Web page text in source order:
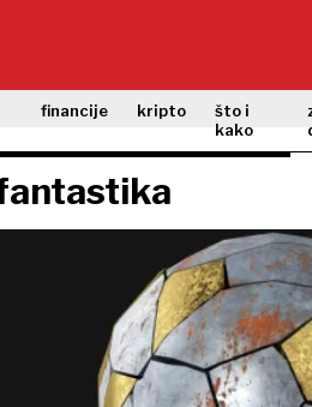
financije kripto
što i
kako